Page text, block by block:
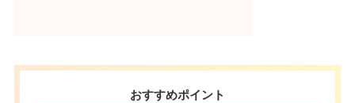
おすすめポイント